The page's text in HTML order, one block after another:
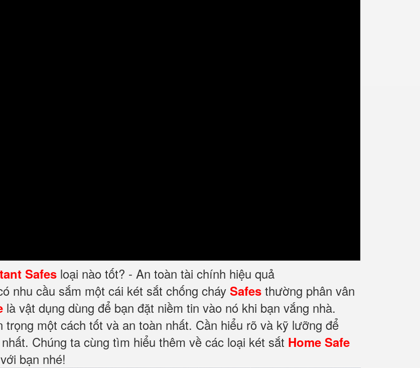
Safes loại nào tốt? - An toàn tài chính hiệu quả
nhu cầu sắm một cái két sắt chống cháy Safes thường phân vân
là vật dụng dùng để bạn đặt niềm tin vào nó khi bạn vắng nhà.
một cách tốt và an toàn nhất. Cần hiểu rõ và kỹ lưỡng để
Chúng ta cùng tìm hiểu thêm về các loại két sắt Home Safe
bạn nhé!